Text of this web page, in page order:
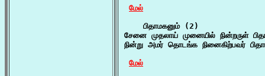
மேல்
    பிதாமகனும் (2)
சேனை முதலாய் முனையில் நின்றருள்
நின்று அமர் தொடங்க நினைகிற்பவர்
மேல்